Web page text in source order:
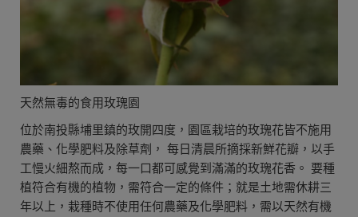
天然無毒的食用玫瑰園
位於南投縣埔里鎮的玫開四度，園區栽培的玫瑰花皆不施用
農藥、化學肥料及除草劑， 每日清晨所摘採新鮮花瓣，以手
工慢火細熬而成，每一口都可感覺到滿滿的玫瑰花香。 要種
植符合有機的植物，需符合一定的條件；就是土地需休耕三
年以上，栽種時不使用任何農藥及化學肥料，需以天然有機